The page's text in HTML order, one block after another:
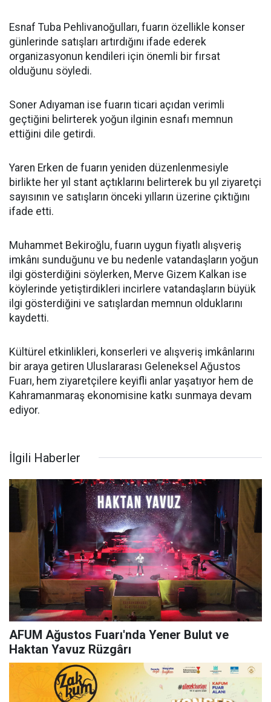
Esnaf Tuba Pehlivanoğulları, fuarın özellikle konser
günlerinde satışları artırdığını ifade ederek
organizasyonun kendileri için önemli bir fırsat
olduğunu söyledi.
Soner Adıyaman ise fuarın ticari açıdan verimli
geçtiğini belirterek yoğun ilginin esnafı memnun
ettiğini dile getirdi.
Yaren Erken de fuarın yeniden düzenlenmesiyle
birlikte her yıl stant açtıklarını belirterek bu yıl ziyaretçi
sayısının ve satışların önceki yılların üzerine çıktığını
ifade etti.
Muhammet Bekiroğlu, fuarın uygun fiyatlı alışveriş
imkânı sunduğunu ve bu nedenle vatandaşların yoğun
ilgi gösterdiğini söylerken, Merve Gizem Kalkan ise
köylerinde yetiştirdikleri incirlere vatandaşların büyük
ilgi gösterdiğini ve satışlardan memnun olduklarını
kaydetti.
Kültürel etkinlikleri, konserleri ve alışveriş imkânlarını
bir araya getiren Uluslararası Geleneksel Ağustos
Fuarı, hem ziyaretçilere keyifli anlar yaşatıyor hem de
Kahramanmaraş ekonomisine katkı sunmaya devam
ediyor.
İlgili Haberler
AFUM Ağustos Fuarı'nda Yener Bulut ve
Haktan Yavuz Rüzgârı